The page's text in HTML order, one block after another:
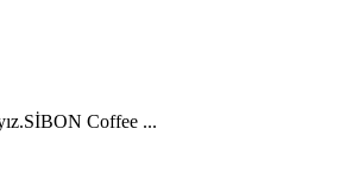
Coffee ...